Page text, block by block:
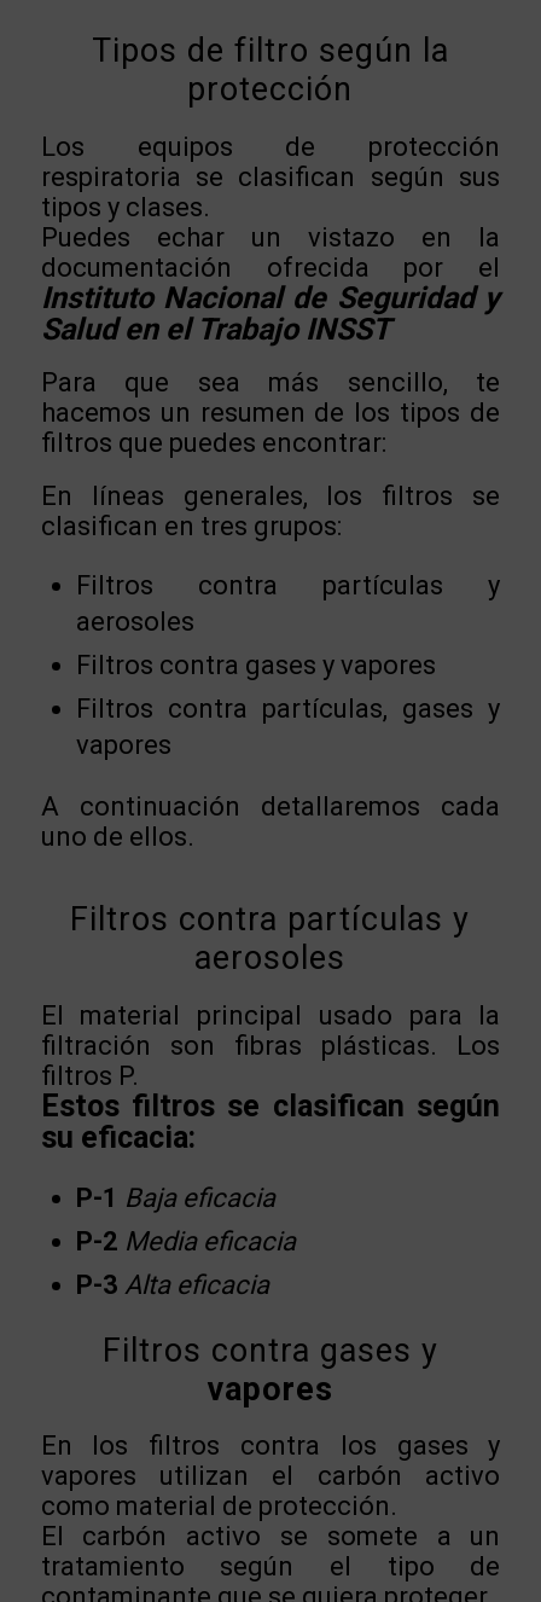
Tipos de filtro según la
protección
Los equipos de protección
respiratoria se clasifican según sus
tipos y clases.
Puedes echar un vistazo en la
documentación ofrecida por el
Instituto Nacional de Seguridad y
Salud en el Trabajo INSST
Para que sea más sencillo, te
hacemos un resumen de los tipos de
filtros que puedes encontrar:
En líneas generales, los filtros se
clasifican en tres grupos:
Filtros contra partículas y
aerosoles
Filtros contra gases y vapores
Filtros contra partículas, gases y
vapores
A continuación detallaremos cada
uno de ellos.
Filtros contra partículas y
aerosoles
El material principal usado para la
filtración son fibras plásticas. Los
filtros P.
Estos filtros se clasifican según
su eficacia:
P-1 Baja eficacia
P-2 Media eficacia
P-3 Alta eficacia
Filtros contra gases y
vapores
En los filtros contra los gases y
vapores utilizan el carbón activo
como material de protección.
El carbón activo se somete a un
tratamiento según el tipo de